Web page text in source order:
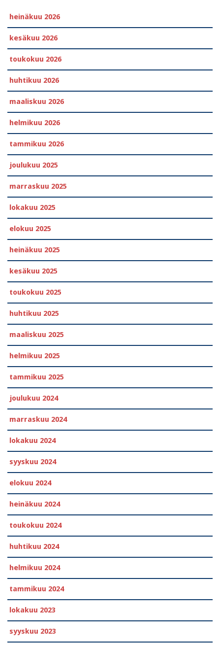
heinäkuu 2026
kesäkuu 2026
toukokuu 2026
huhtikuu 2026
maaliskuu 2026
helmikuu 2026
tammikuu 2026
joulukuu 2025
marraskuu 2025
lokakuu 2025
elokuu 2025
heinäkuu 2025
kesäkuu 2025
toukokuu 2025
huhtikuu 2025
maaliskuu 2025
helmikuu 2025
tammikuu 2025
joulukuu 2024
marraskuu 2024
lokakuu 2024
syyskuu 2024
elokuu 2024
heinäkuu 2024
toukokuu 2024
huhtikuu 2024
helmikuu 2024
tammikuu 2024
lokakuu 2023
syyskuu 2023